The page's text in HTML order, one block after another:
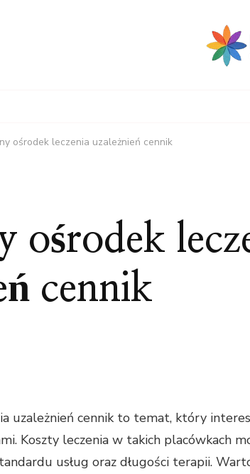
ośrodek leczenia uzależnień cennik
ośrodek
cennik
uzależnień cennik to temat, który
Koszty leczenia w takich placówkach
usług oraz długości terapii.